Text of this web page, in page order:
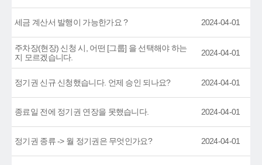
세금 계산서 발행이 가능한가요 ? 2024-04-01
주차장(현장) 신청 시, 어떤 [그룹] 을 선택해야 하는
지 모르겠습니다.
2024-04-01
정기권 신규 신청했습니다. 언제 승인 되나요? 2024-04-01
종료일 전에 정기권 연장을 못했습니다. 2024-04-01
정기권 종류 -> 월 정기권은 무엇인가요? 2024-04-01